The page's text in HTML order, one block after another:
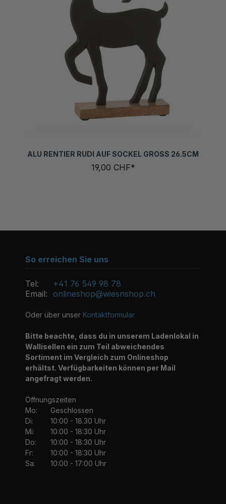
19,00 CHF*
So erreichen Sie uns
Tel:
+41 76 549 98 78
Email: onlineshop@wiesnshop.ch
Oder über unser Kontaktformular
Bitte beachte, dass du in unserem Ladenlokal in
Wallisellen ein zum Teil abweichendes
Sortiment im Vergleich zum Onlineshop
erhältst. Verfügbarkeiten können per Mail
angefragt werden.
Öffnungszeiten
Mo:
Geschlossen
Di:
10:00 - 18.30 Uhr
Mi:
10:00 - 18:30 Uhr
Do:
10:00 - 18:30 Uhr
Fr:
10:00 - 18:30 Uhr
Sa:
10:00 - 17:00 Uhr